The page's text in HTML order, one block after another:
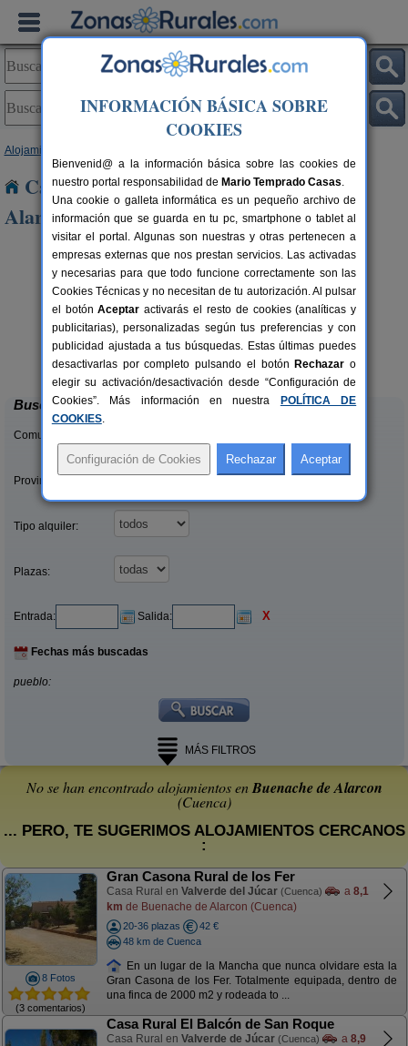
Alojamientos
Casas Rurales cerca de Buenache de
Alarcon
10-20+6 pers.
desde40 €
Casas Rurales El Pinar
El Picazo (Cuenca)
Buscar
Comunidades:
Provincias/Islas:
Tipo alquiler:
Plazas:
Entrada: Salida: X
Fechas más buscadas
pueblo:
MÁS FILTROS
No se han encontrado alojamientos enBuenache de Alarcon
(Cuenca)
... PERO, TE SUGERIMOS ALOJAMIENTOS CERCANOS
:
8 Fotos
(3 comentarios)
Gran Casona Rural de los Fer
Casa Rural en Valverde del Júcar (Cuenca) a 8,1
km de Buenache de Alarcon (Cuenca)
20-36 plazas
42 €
48 km de Cuenca
En un lugar de la Mancha que nunca olvidare esta la
Gran Casona de los Fer. Totalmente equipada, dentro de
una finca de 2000 m2 y rodeada to ...
Casa Rural El Balcón de San Roque
Casa Rural en Valverde de Júcar (Cuenca) a 8,9
INFORMACIÓN BÁSICA SOBRE
COOKIES
Bienvenid@ a la información básica sobre las cookies de
nuestro portal responsabilidad de Mario Temprado Casas.
Una cookie o galleta informática es un pequeño archivo de
información que se guarda en tu pc, smartphone o tablet al
visitar el portal. Algunas son nuestras y otras pertenecen a
empresas externas que nos prestan servicios. Las activadas
y necesarias para que todo funcione correctamente son las
Cookies Técnicas y no necesitan de tu autorización. Al pulsar
el botónAceptar activarás el resto de cookies (analíticas y
publicitarias), personalizadas según tus preferencias y con
publicidad ajustada a tus búsquedas. Estas últimas puedes
desactivarlas por completo pulsando el botón Rechazar o
elegir su activación/desactivación desde “Configuración de
Cookies”. Más información en nuestra
POLÍTICA DE
COOKIES.